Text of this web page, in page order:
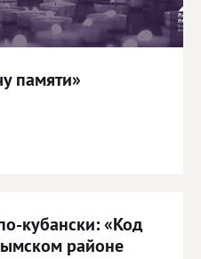
памяти»
кубански: «Код
районе